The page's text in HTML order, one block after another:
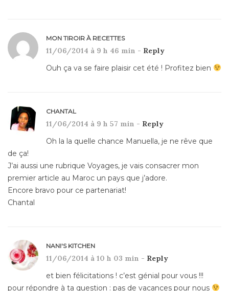
MON TIROIR À RECETTES
11/06/2014 à 9 h 46 min - Reply
Ouh ça va se faire plaisir cet été ! Profitez bien
CHANTAL
11/06/2014 à 9 h 57 min - Reply
Oh la la quelle chance Manuella, je ne rêve que
de ça!
J’ai aussi une rubrique Voyages, je vais consacrer mon
premier article au Maroc un pays que j’adore.
Encore bravo pour ce partenariat!
Chantal
NANI'S KITCHEN
11/06/2014 à 10 h 03 min - Reply
et bien félicitations ! c’est génial pour vous !!!
pour répondre à ta question : pas de vacances pour nous